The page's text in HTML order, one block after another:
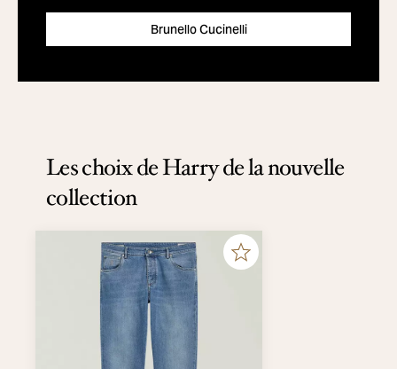
Brunello Cucinelli
Les choix de Harry de la nouvelle
collection